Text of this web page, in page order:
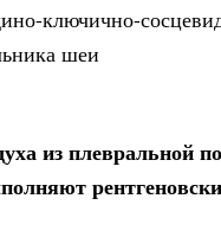
ключично-
шеи
из плевральной